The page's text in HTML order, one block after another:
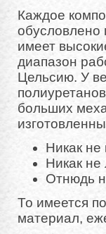
Каждое
обусловлено
имеет
диапазон
Цельсию. У
больших
Никак не
Никак не
Отнюдь
То имеется
материал,